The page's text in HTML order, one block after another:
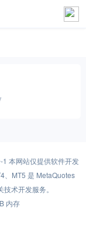
1 本网站仅提供软件开发
、MT5 是 MetaQuotes
术开发服务。
内存